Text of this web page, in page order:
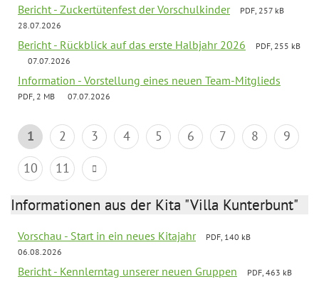
Bericht - Zuckertütenfest der Vorschulkinder
PDF, 257 kB
28.07.2026
Bericht - Rückblick auf das erste Halbjahr 2026
PDF, 255 kB
07.07.2026
Information - Vorstellung eines neuen Team-Mitglieds
PDF, 2 MB 07.07.2026
1 2 3 4 5 6 7 8
9
10
11
Informationen aus der Kita "Villa Kunterbunt"
Vorschau - Start in ein neues Kitajahr
PDF, 140 kB
06.08.2026
Bericht - Kennlerntag unserer neuen Gruppen
PDF, 463 kB